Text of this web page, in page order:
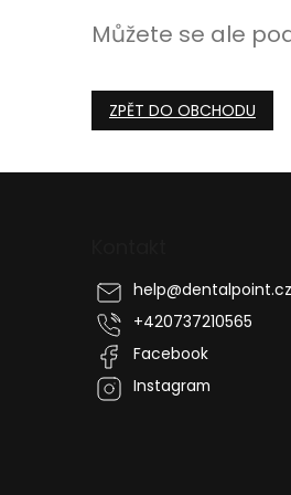
Můžete se ale
ZPĚT DO OBCHODU
help@dentalpoint.cz
+420737210565
Facebook
Instagram